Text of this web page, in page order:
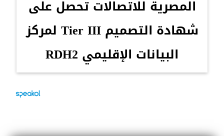
المصرية للاتصالات تحصل على
شهادة التصميم Tier III لمركز
البيانات الإقليمي RDH2